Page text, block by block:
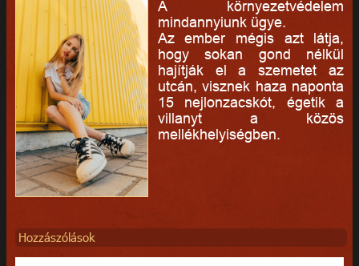
A környezetvédelem
mindannyiunk ügye.
Az ember mégis azt látja,
hogy sokan gond nélkül
hajítják el a szemetet az
utcán, visznek haza naponta
15 nejlonzacskót, égetik a
villanyt a közös
mellékhelyiségben.
Hozzászólások